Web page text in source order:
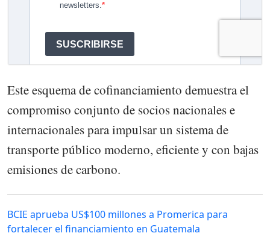
Este esquema de cofinanciamiento demuestra el
compromiso conjunto de socios nacionales e
internacionales para impulsar un sistema de
transporte público moderno, eficiente y con bajas
emisiones de carbono.
BCIE aprueba US$100 millones a Promerica para
fortalecer el financiamiento en Guatemala